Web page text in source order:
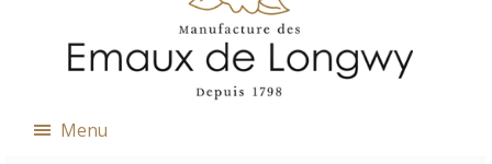
Menu